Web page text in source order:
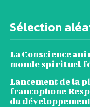
Sélection
La Conscience
monde spirituel
Lancement de la
francophone
du